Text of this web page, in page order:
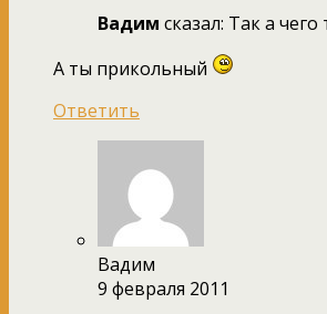
Вадим сказал: Так а чего
А ты прикольный
Ответить
Вадим
9 февраля 2011